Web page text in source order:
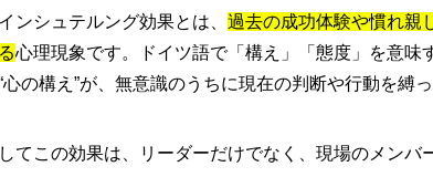
ンシュテルング効果とは、 過去の成功体験や慣れ親
心理現象です。ドイツ語で「構え」「態度」を意
心の構え”が、無意識のうちに現在の判断や行動を縛
てこの効果は、リーダーだけでなく、現場のメンバ